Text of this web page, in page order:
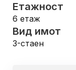
Етажност
6 етаж
Вид имот
3-стаен